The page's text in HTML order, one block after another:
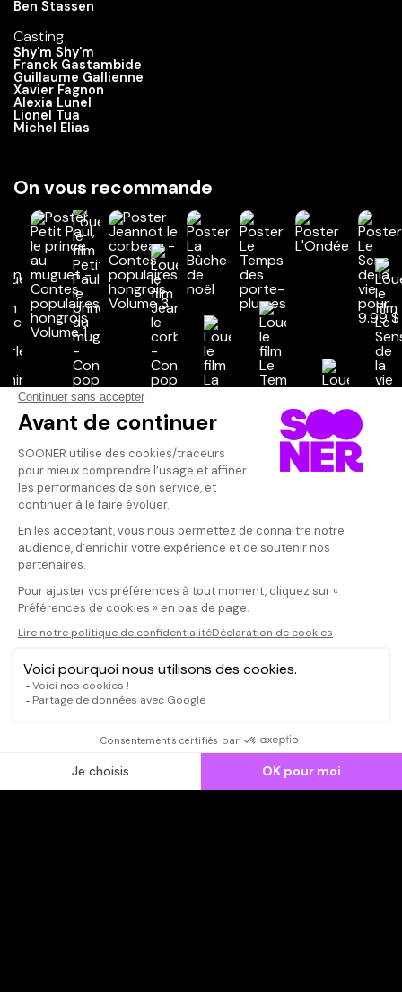
Ben Stassen
Casting
Shy'm Shy'm
Franck Gastambide
Guillaume Gallienne
Xavier Fagnon
Alexia Lunel
Lionel Tua
Michel Elias
On vous recommande
Vos avis
Donnez votre avis
Votre note
Votre commentaire
Il faut vous connecter pour
publier un avis
CONNEXION
Qui sommes-nous ?